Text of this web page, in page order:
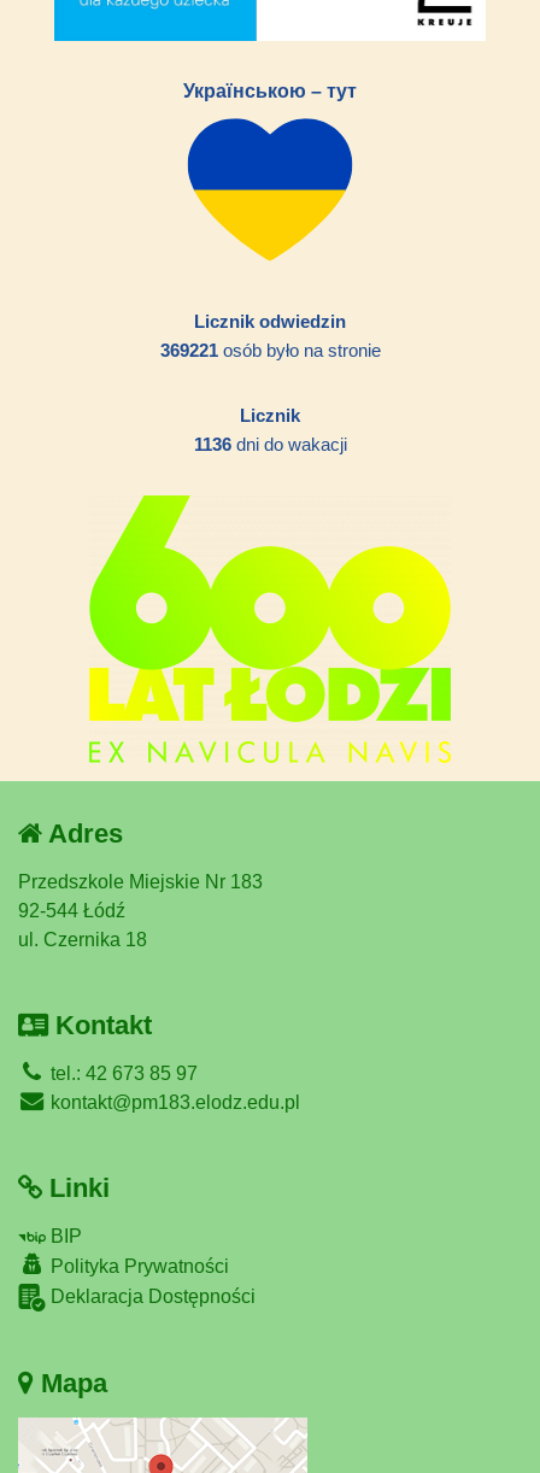
Українською – тут
Licznik odwiedzin
369221osób było na stronie
Licznik
1136dni do wakacji
Adres
Przedszkole Miejskie Nr 183
92-544 Łódź
ul. Czernika 18
Kontakt
tel.: 42 673 85 97
kontakt@pm183.elodz.edu.pl
Linki
BIP
Polityka Prywatności
Deklaracja Dostępności
Mapa